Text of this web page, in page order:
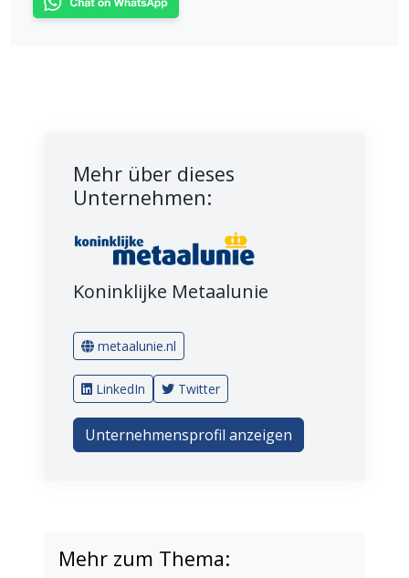
Mehr über dieses
Unternehmen:
Koninklijke Metaalunie
metaalunie.nl
LinkedIn Twitter
Unternehmensprofil anzeigen
Mehr zum Thema: